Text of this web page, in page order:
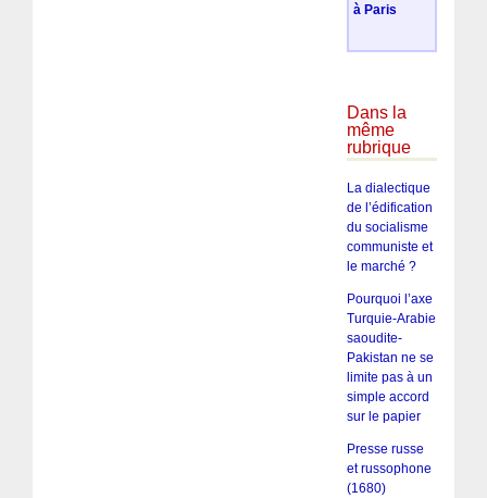
à Paris
Dans la
même
rubrique
La dialectique
de l’édification
du socialisme
communiste et
le marché ?
Pourquoi l’axe
Turquie-Arabie
saoudite-
Pakistan ne se
limite pas à un
simple accord
sur le papier
Presse russe
et russophone
(1680)